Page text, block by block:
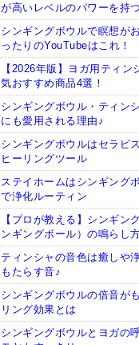
が高いレベルのパワーを持
シンギングボウルで瞑想が
ったりのYouTubeはこれ！
【2026年版】ヨガ用ティン
気おすすめ商品4選！
シンギングボウル・ティン
にも愛用される理由♪
シンギングボウルはセラピ
ヒーリングツール
ステイホームはシンギング
で浄化ルーティン
【プロが教える】シンギン
ンギングボール）の鳴らし
ティンシャの音色は癒しや
もたらす音♪
シンギングボウルの倍音が
リング効果とは
シンギングボウルとヨガの